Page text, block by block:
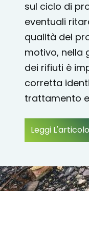
sul ciclo di
eventuali
qualità del
motivo, nella
dei rifiuti è
corretta
trattamento
Leggi L'articolo